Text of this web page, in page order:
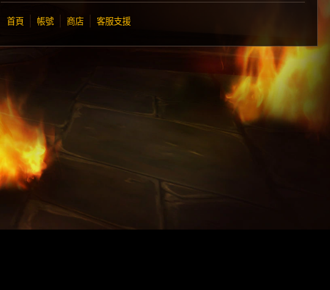
首頁 帳號 商店 客服支援